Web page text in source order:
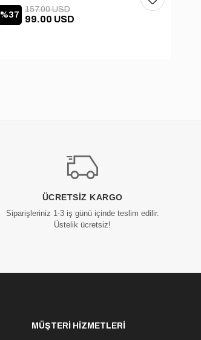
%37 99.00 USD
157.00 USD
ÜCRETSIZ KARGO
Siparişleriniz 1-3 iş günü içinde teslim edilir.
Üstelik ücretsiz!
MÜŞTERİ HİZMETLERİ